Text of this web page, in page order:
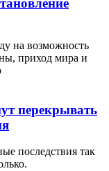
на возможность
приход мира и
перекрывать
последствия так